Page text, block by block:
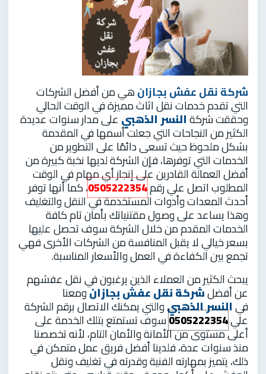
شركة نقل عفش بجازانهي من أفضل الشركات
التي تقدم خدمات نقل اثاث مميزة في الوقت الحالي
وحققت شركةالنسر الذهبي على مدار سنوات عديدة
الكثير من النجاحات التي جعلت أسمها في المقدمة
بشكل ملحوظ حيث تسعى دائمًا على التطوير من
الخدمات التي توفرها، فإن الشركة لديها نخبة كبيرة من
أفضل العمالة القادرين على إنجاز أي مهام في الوقت
المطلوب اتصل علي رقم0505222354، كما أنها توفر
أحدث المعدات وأدوات المستخدمة في النقل والتغليف
وهذا يساعد على وصول مقتنياتك بأمان تام كافة
الخدمات المقدم من خلال الشركة سوف تحصل عليها
بسعر خيالي لا يقبل المنافسة من الشركات الأخرى فهي
تجمع بين الكفاءة في العمل والأسعار المناسبة.
يبحث الكثير من العملاء الذين يرغبون في نقل عفشهم
عن أفضلشركة نقل عفش بجازانومعنا
فيالنسر الذهبيوالتي يمكنك الاتصال برقم الشركة
علي0505222354سوف تستمتع بتلك الخدمة على
أعلى مستوى من الأمانة والأمان التام، لأنه تخصصنا
منذ سنوات عدة، فلدينا أفضل فريق عمل متمكن في
ذلك، يتميز بمهارته الفنية وقدرته في تغليف ونقل